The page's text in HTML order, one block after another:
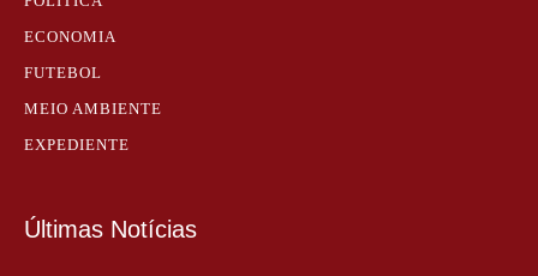
ECONOMIA
FUTEBOL
MEIO AMBIENTE
EXPEDIENTE
Últimas Notícias